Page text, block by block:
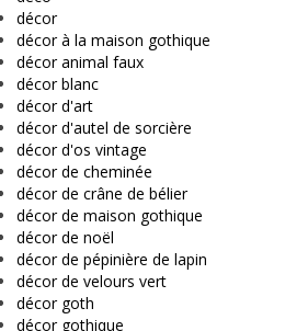
décor
décor à la maison gothique
décor animal faux
décor blanc
décor d'art
décor d'autel de sorcière
décor d'os vintage
décor de cheminée
décor de crâne de bélier
décor de maison gothique
décor de noël
décor de pépinière de lapin
décor de velours vert
décor goth
décor gothique